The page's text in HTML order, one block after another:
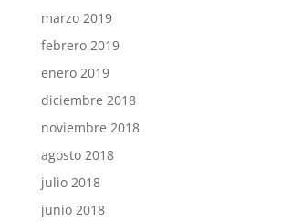
marzo 2019
febrero 2019
enero 2019
diciembre 2018
noviembre 2018
agosto 2018
julio 2018
junio 2018